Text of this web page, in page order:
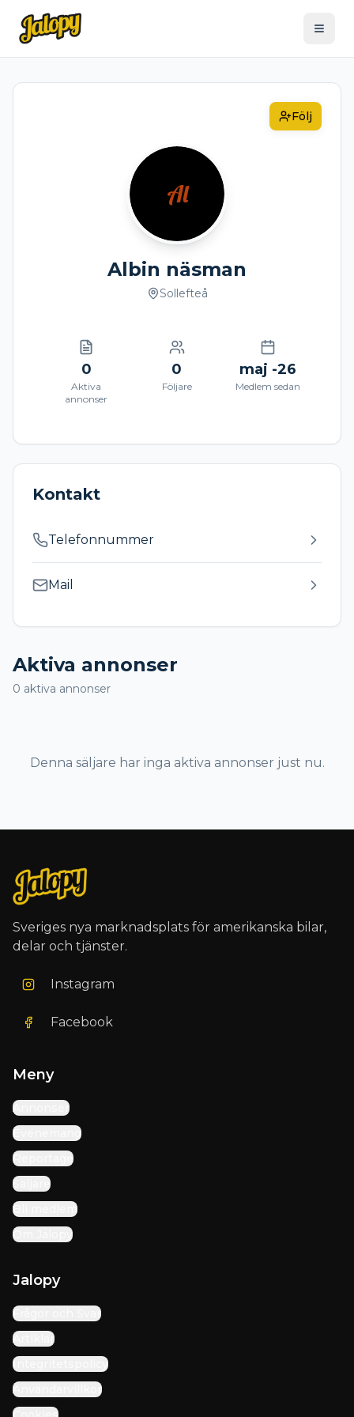
Följ
Al
Albin näsman
Sollefteå
0
Aktiva
annonser
0
Följare
maj -26
Medlem sedan
Kontakt
Telefonnummer
Mail
Aktiva annonser
0 aktiva annonser
Denna säljare har inga aktiva annonser just nu.
Sveriges nya marknadsplats för amerikanska bilar,
delar och tjänster.
Instagram
Facebook
Meny
Annonser
Evenemang
Reportage
Säljare
Bli medlem
Om Jalopy
Jalopy
Frågor och Svar
Artiklar
Integritetspolicy
Användarvillkor